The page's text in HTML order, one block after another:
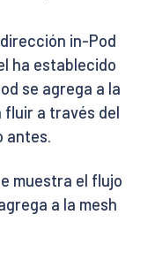
in-Pod
ha establecido
se agrega a la
fluir a través del
antes.
muestra el flujo
a la mesh